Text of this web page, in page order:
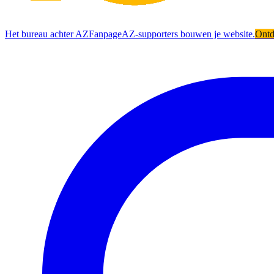
Het bureau achter AZFanpageAZ-supporters bouwen je website.